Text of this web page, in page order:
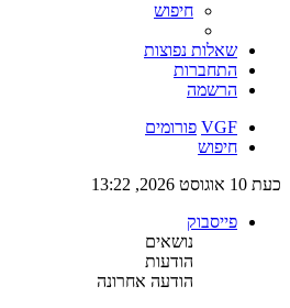
חיפוש
שאלות נפוצות
התחברות
הרשמה
VGF פורומים
חיפוש
כעת 10 אוגוסט 2026, 13:22
פייסבוק
נושאים
הודעות
הודעה אחרונה